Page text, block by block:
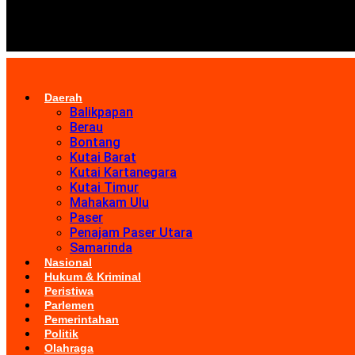
Daerah
Balikpapan
Berau
Bontang
Kutai Barat
Kutai Kartanegara
Kutai Timur
Mahakam Ulu
Paser
Penajam Paser Utara
Samarinda
Nasional
Hukum & Kriminal
Peristiwa
Parlemen
Pemerintahan
Politik
Olahraga